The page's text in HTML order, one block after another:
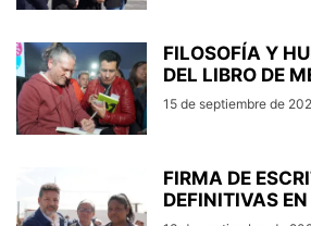
FILOSOFÍA Y
DEL LIBRO DE
15 de septiembre de
FIRMA DE
DEFINITIVAS